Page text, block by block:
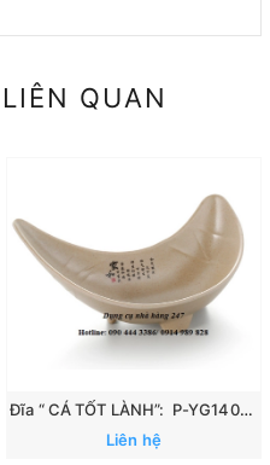
QUAN
Đĩa “ CÁ TỐT LÀNH”: P-YG140070
Liên hệ